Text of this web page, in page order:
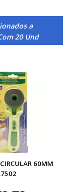
a
20 Und
60MM